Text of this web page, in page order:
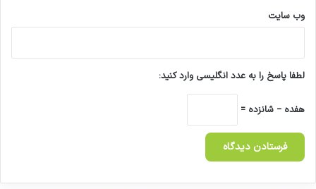
وب‌ سایت
لطفا پاسخ را به عدد انگلیسی وارد کنید:
هفده − شانزده =